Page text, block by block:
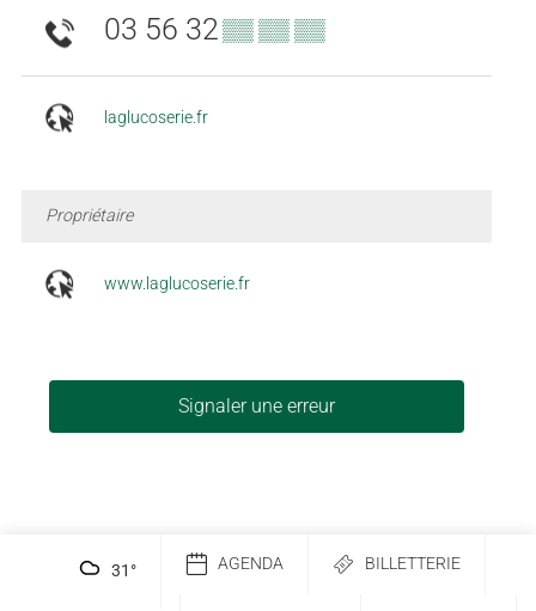
03 56 32▒▒ ▒▒ ▒▒
laglucoserie.fr
Propriétaire
www.laglucoserie.fr
Signaler une erreur
31 ° AGENDA BILLETTERIE